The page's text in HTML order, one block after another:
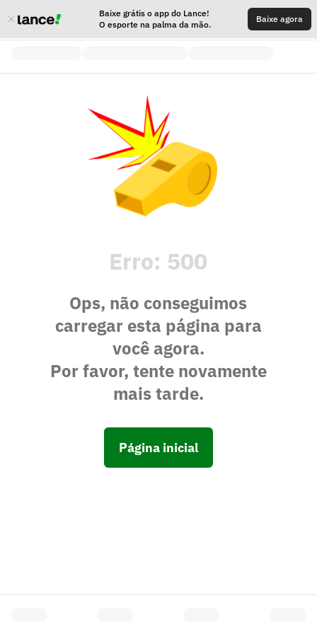
Baixe grátis o app do Lance!
O esporte na palma da mão.
Baixe agora
Erro: 500
Ops, não conseguimos
carregar esta página para
você agora.
Por favor, tente novamente
mais tarde.
Página inicial